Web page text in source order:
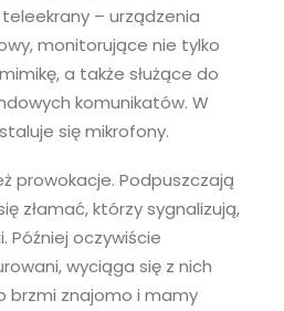
– urządzenia
monitorujące nie tylko
a także służące do
komunikatów. W
się mikrofony.
prowokacje. Podpuszczają
złamać, którzy sygnalizują,
Później oczywiście
wyciąga się z nich
brzmi znajomo i mamy